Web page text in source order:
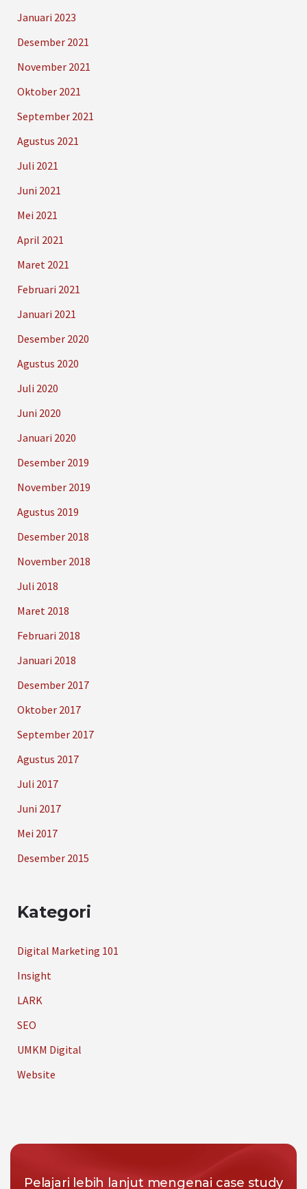
Januari 2023
Desember 2021
November 2021
Oktober 2021
September 2021
Agustus 2021
Juli 2021
Juni 2021
Mei 2021
April 2021
Maret 2021
Februari 2021
Januari 2021
Desember 2020
Agustus 2020
Juli 2020
Juni 2020
Januari 2020
Desember 2019
November 2019
Agustus 2019
Desember 2018
November 2018
Juli 2018
Maret 2018
Februari 2018
Januari 2018
Desember 2017
Oktober 2017
September 2017
Agustus 2017
Juli 2017
Juni 2017
Mei 2017
Desember 2015
Kategori
Digital Marketing 101
Insight
LARK
SEO
UMKM Digital
Website
Pelajari lebih lanjut mengenai case study